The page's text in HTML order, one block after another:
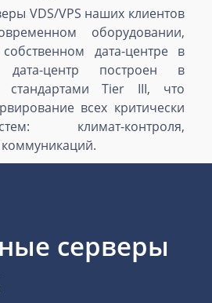
VDS/VPS наших клиентов
оборудовании,
дата-центре в
центр построен в
стандартами Tier III, что
всех критически
климат-контроля,
серверы